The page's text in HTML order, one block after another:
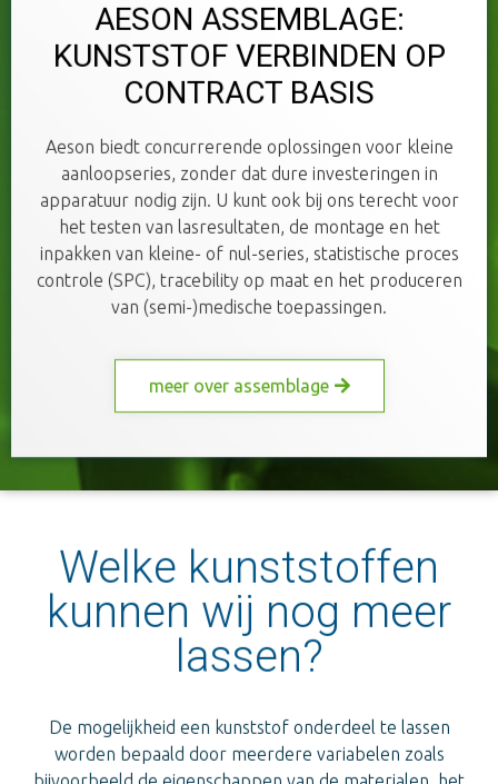
AESON ASSEMBLAGE:
KUNSTSTOF VERBINDEN OP
CONTRACT BASIS
Aeson biedt concurrerende oplossingen voor kleine
aanloopseries, zonder dat dure investeringen in
apparatuur nodig zijn. U kunt ook bij ons terecht voor
het testen van lasresultaten, de montage en het
inpakken van kleine- of nul-series, statistische proces
controle (SPC), tracebility op maat en het produceren
van (semi-)medische toepassingen.
meer over assemblage
Welke kunststoffen
kunnen wij nog meer
lassen?
De mogelijkheid een kunststof onderdeel te lassen
worden bepaald door meerdere variabelen zoals